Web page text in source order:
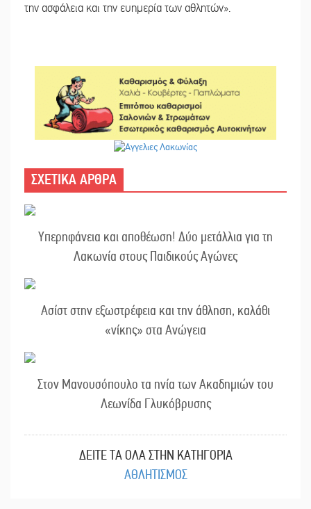
την ασφάλεια και την ευημερία των αθλητών».
ΣΧΕΤΙΚΑ ΑΡΘΡΑ
Υπερηφάνεια και αποθέωση! Δύο μετάλλια για τη
Λακωνία στους Παιδικούς Αγώνες
Ασίστ στην εξωστρέφεια και την άθληση, καλάθι
«νίκης» στα Ανώγεια
Στον Μανουσόπουλο τα ηνία των Ακαδημιών του
Λεωνίδα Γλυκόβρυσης
ΔΕΙΤΕ ΤΑ ΟΛΑ ΣΤΗΝ ΚΑΤΗΓΟΡΙΑ
ΑΘΛΗΤΙΣΜΟΣ